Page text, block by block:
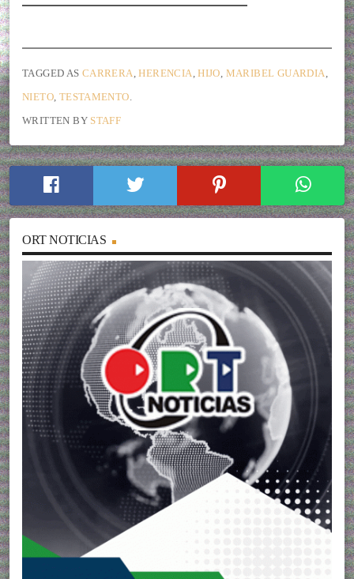
TAGGED AS CARRERA,HERENCIA,HIJO, MARIBEL GUARDIA,
NIETO, TESTAMENTO.
WRITTEN BY STAFF
ORT NOTICIAS